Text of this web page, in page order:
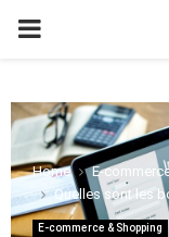
PRIMARY
Home
E-
Quelles sont les
E-commerce & Shopping